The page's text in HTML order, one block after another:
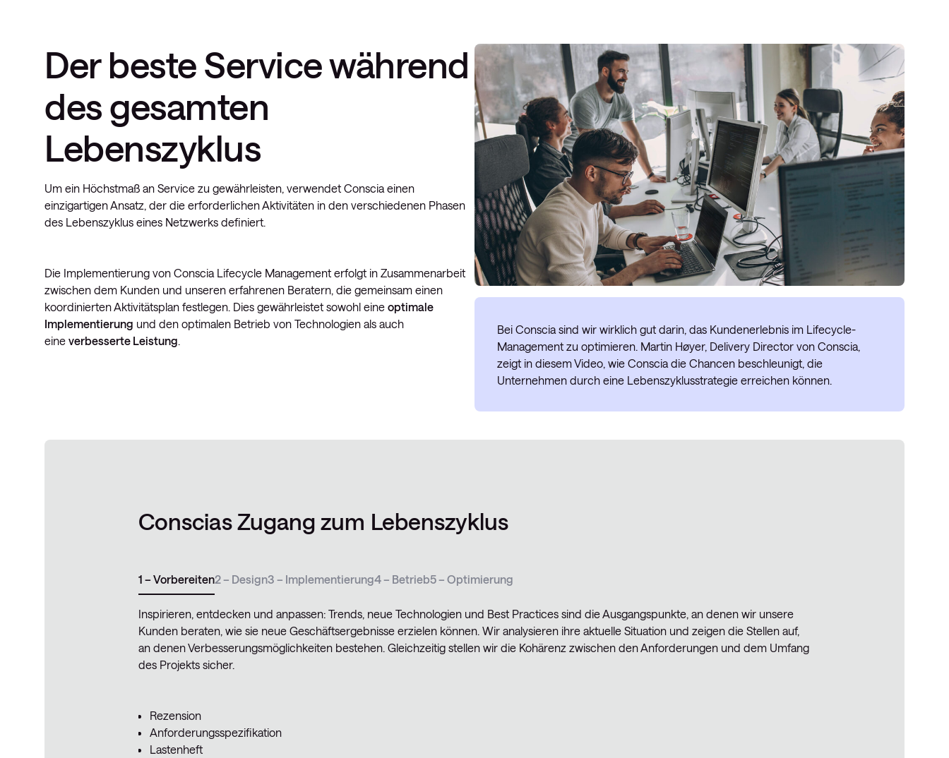
Der beste Service während
des gesamten
Lebenszyklus
Um ein Höchstmaß an Service zu gewährleisten, verwendet Conscia einen
einzigartigen Ansatz, der die erforderlichen Aktivitäten in den verschiedenen Phasen
des Lebenszyklus eines Netzwerks definiert.
Die Implementierung von Conscia Lifecycle Management erfolgt in Zusammenarbeit
zwischen dem Kunden und unseren erfahrenen Beratern, die gemeinsam einen
koordinierten Aktivitätsplan festlegen. Dies gewährleistet sowohl eine optimale
Implementierung und den optimalen Betrieb von Technologien als auch
eine verbesserte Leistung.
Bei Conscia sind wir wirklich gut darin, das Kundenerlebnis im Lifecycle-
Management zu optimieren. Martin Høyer, Delivery Director von Conscia,
zeigt in diesem Video, wie Conscia die Chancen beschleunigt, die
Unternehmen durch eine Lebenszyklusstrategie erreichen können.
Conscias Zugang zum Lebenszyklus
1 – Vorbereiten
Inspirieren, entdecken und anpassen: Trends, neue Technologien und Best Practices sind die Ausgangspunkte, an denen wir unsere
Kunden beraten, wie sie neue Geschäftsergebnisse erzielen können. Wir analysieren ihre aktuelle Situation und zeigen die Stellen auf,
an denen Verbesserungsmöglichkeiten bestehen. Gleichzeitig stellen wir die Kohärenz zwischen den Anforderungen und dem Umfang
des Projekts sicher.
Rezension
Anforderungsspezifikation
Lastenheft
2 – Design3 – Implementierung4 – Betrieb5 – Optimierung